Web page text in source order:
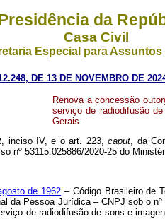
da
Casa Civil
Especial para
DE 13 DE NOVEMBRO DE
Renova a concessão
serviço de radiodifusão
Gerais.
, inciso IV, e o art. 223,caput, da
nº 53115.025886/2020-25 do
de 1962 – Código Brasileiro de
da Pessoa Jurídica – CNPJ sob o
de radiodifusão de sons e